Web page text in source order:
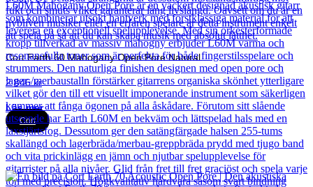
Cort Earth 60 Mahogany Open Pore Natural
2 846kr
Läs mer
Cort